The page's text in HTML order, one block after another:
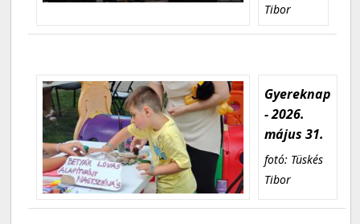
Tibor
Gyereknap
- 2026.
május 31.
fotó: Tüskés
Tibor